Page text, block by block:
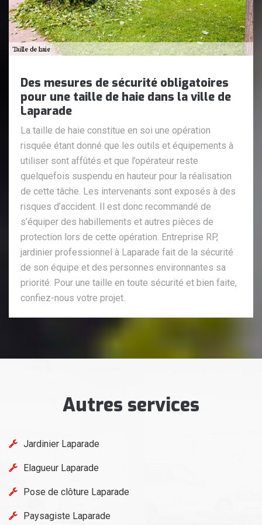
Des mesures de sécurité obligatoires
pour une taille de haie dans la ville de
Laparade
La taille de haie constitue en soi une opération
risquée étant donné que les outils et équipements à
utiliser sont affûtés et que l’opérateur reste
quelquefois suspendu en hauteur pour la réalisation
de cette tâche. Les intervenants sont exposés à des
risques d’accident. Il est donc recommandé de
s’équiper des habillements et autres pièces de
protection lors de cette opération. Entreprise RP,
jardinier professionnel à Laparade fait de la sécurité
de son équipe et des personnes environnantes sa
priorité. Pour une taille en toute sécurité et bien faite,
confiez-nous votre projet.
Autres services
Jardinier Laparade
Elagueur Laparade
Pose de clôture Laparade
Paysagiste Laparade